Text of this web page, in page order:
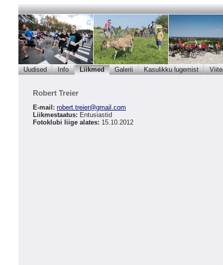
Uudised Info Liikmed Galerii Kasulikku lugemist
Robert Treier
E-mail: robert.treier@gmail.com
Liikmestaatus: Entusiastid
Fotoklubi liige alates: 15.10.2012